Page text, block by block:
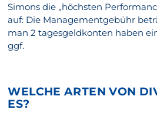
Simons die „höchsten
auf: Die Managementgebühr
man 2 tagesgeldkonten haben
ggf.
WELCHE ARTEN VON
ES?